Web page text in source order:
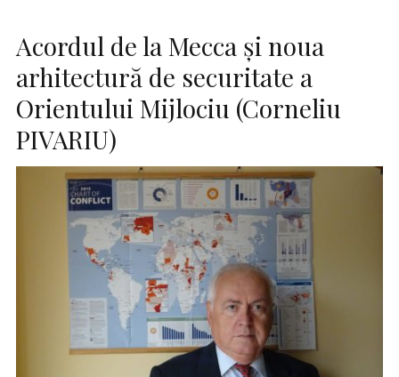
Acordul de la Mecca și noua
arhitectură de securitate a
Orientului Mijlociu (Corneliu
PIVARIU)